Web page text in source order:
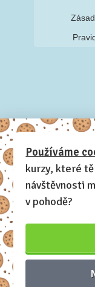
Používáme
kurzy, které
návštěvnosti
v pohodě?